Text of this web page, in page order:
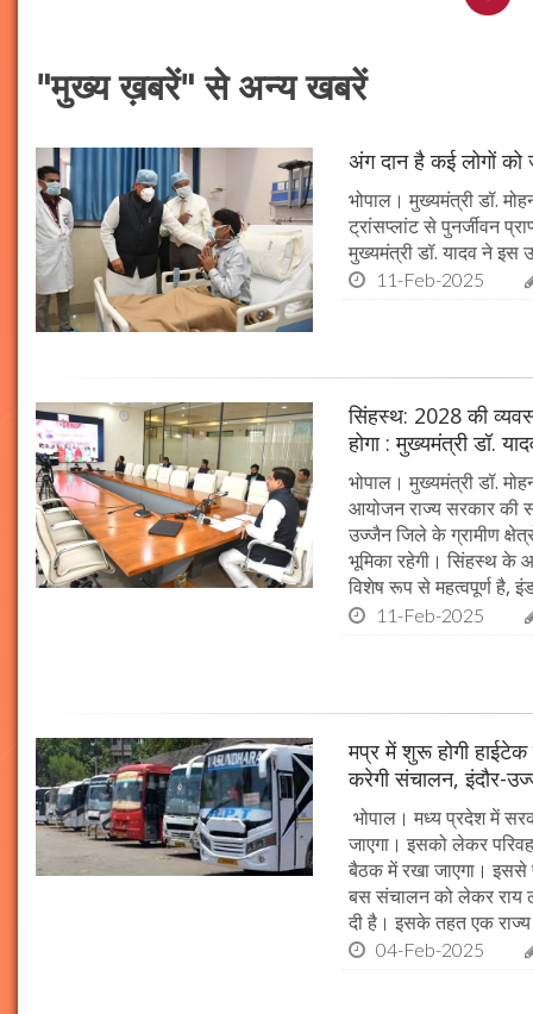
"मुख्य ख़बरें" से अन्य खबरें
अंग दान है कई लोगों को
भोपाल। मुख्यमंत्री डॉ.
ट्रांसप्लांट से पुनर्जीवन
मुख्यमंत्री डॉ. यादव ने इस
11-Feb-2025
सिंहस्थ: 2028 की
होगा : मुख्यमंत्री डॉ.
भोपाल। मुख्यमंत्री डॉ.
आयोजन राज्य सरकार की
उज्जैन जिले के ग्रामीण
भूमिका रहेगी। सिंहस्थ के
विशेष रूप से महत्वपूर्ण है,
11-Feb-2025
मप्र में शुरू होगी
करेगी संचालन, इंदौर-
भोपाल। मध्य प्रदेश में
जाएगा। इसको लेकर
बैठक में रखा जाएगा। इससे
बस संचालन को लेकर राय
दी है। इसके तहत एक
04-Feb-2025